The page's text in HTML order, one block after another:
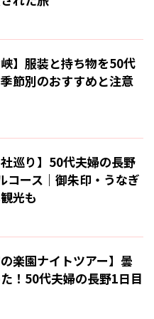
峡】服装と持ち物を50代
節別のおすすめと注意
社巡り】50代夫婦の長野
コース｜御朱印・うなぎ
光も
の楽園ナイトツアー】曇
！50代夫婦の長野1日目